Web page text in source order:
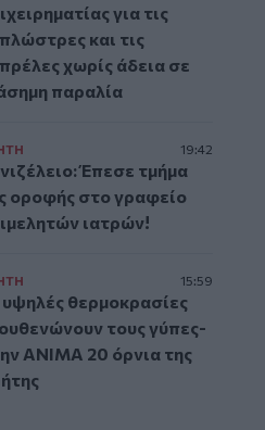
για τις
και τις
χωρίς άδεια σε
παραλία
19:42
Έπεσε τμήμα
οροφής στο γραφείο
ιατρών!
15:59
υψηλές θερμοκρασίες
τους γύπες-
ΑΝΙΜΑ 20 όρνια της